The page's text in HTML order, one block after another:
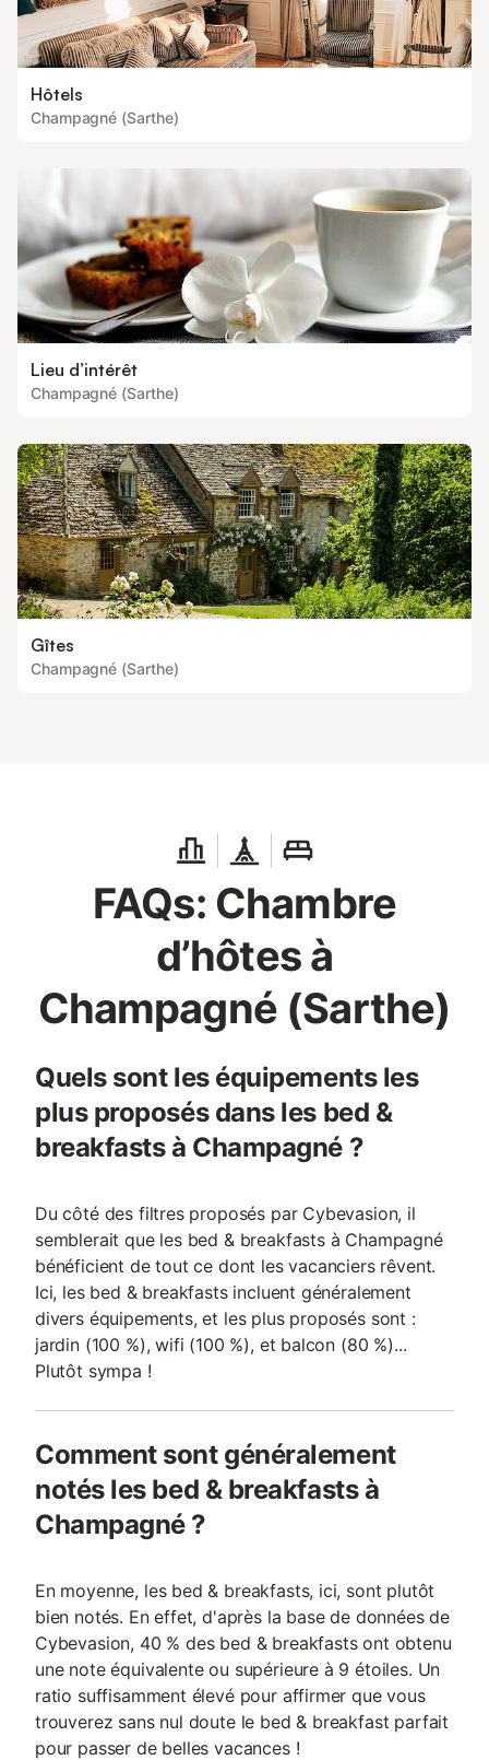
Hôtels
Champagné (Sarthe)
Lieu d’intérêt
Champagné (Sarthe)
Gîtes
Champagné (Sarthe)
FAQs: Chambre
d’hôtes à
Champagné (Sarthe)
Quels sont les équipements les
plus proposés dans les bed &
breakfasts à Champagné ?
Du côté des filtres proposés par Cybevasion, il
semblerait que les bed & breakfasts à Champagné
bénéficient de tout ce dont les vacanciers rêvent.
Ici, les bed & breakfasts incluent généralement
divers équipements, et les plus proposés sont :
jardin (100 %), wifi (100 %), et balcon (80 %)...
Plutôt sympa !
Comment sont généralement
notés les bed & breakfasts à
Champagné ?
En moyenne, les bed & breakfasts, ici, sont plutôt
bien notés. En effet, d'après la base de données de
Cybevasion, 40 % des bed & breakfasts ont obtenu
une note équivalente ou supérieure à 9 étoiles. Un
ratio suffisamment élevé pour affirmer que vous
trouverez sans nul doute le bed & breakfast parfait
pour passer de belles vacances !